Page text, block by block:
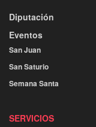
Diputación
Eventos
San Juan
San Saturio
Semana Santa
SERVICIOS